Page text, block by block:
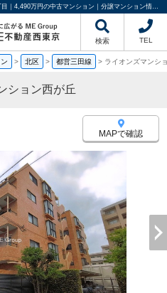
ライオンズマンション西が丘 東京都北区赤羽西6丁目｜4,490万円の中古マンション｜分譲マンション情報｜ME不動産西東京
検索 TEL
> 北区 > 都営三田線 > ライオンズマンシ
ション西が丘
MAPで確認